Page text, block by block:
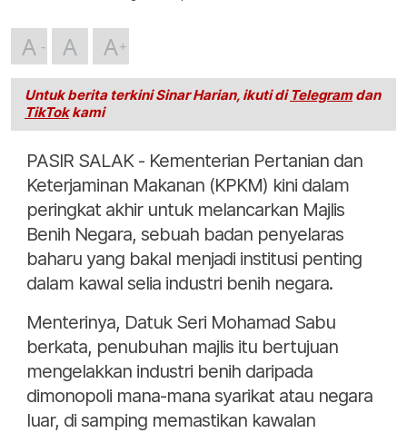
A A A
Untuk berita terkini Sinar Harian, ikuti di Telegramdan
TikTokkami
PASIR SALAK - Kementerian Pertanian dan
Keterjaminan Makanan (KPKM) kini dalam
peringkat akhir untuk melancarkan Majlis
Benih Negara, sebuah badan penyelaras
baharu yang bakal menjadi institusi penting
dalam kawal selia industri benih negara.
Menterinya, Datuk Seri Mohamad Sabu
berkata, penubuhan majlis itu bertujuan
mengelakkan industri benih daripada
dimonopoli mana-mana syarikat atau negara
luar, di samping memastikan kawalan